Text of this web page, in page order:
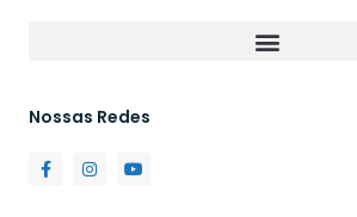
Nossas Redes